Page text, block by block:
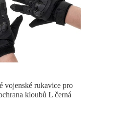
vojenské rukavice pro
kloubů L černá